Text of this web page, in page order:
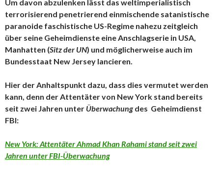
Um davon abzulenken lässt das weltimperialistisch
terrorisierend penetrierend einmischende satanistische
paranoide faschistische US-Regime nahezu zeitgleich
über seine Geheimdienste eine Anschlagserie in USA,
Manhatten (Sitz der UN) und möglicherweise auch im
Bundesstaat New Jersey lancieren.
Hier der Anhaltspunkt dazu, dass dies vermutet werden
kann, denn der Attentäter von New York stand bereits
seit zwei Jahren unter Überwachung des Geheimdienst
FBI:
New York: Attentäter Ahmad Khan Rahami stand seit zwei
Jahren unter FBI-Überwachung